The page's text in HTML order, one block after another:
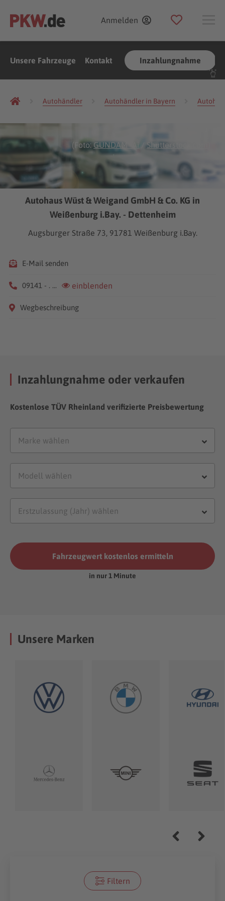
Anmelden
Unsere Fahrzeuge Kontakt Inzahlungnahme
Autohändler Autohändler in Bayern
(Foto:GUNDAM_Ai/Shutterstock.com
Autohaus Wüst & Weigand GmbH & Co. KG in
Weißenburg i.Bay. - Dettenheim
Augsburger Straße 73, 91781 Weißenburg i.Bay.
E-Mail senden
09141 - . ... einblenden
Wegbeschreibung
Inzahlungnahme oder verkaufen
Kostenlose TÜV Rheinland verifizierte Preisbewertung
Fahrzeugwert kostenlos ermitteln
in nur 1 Minute
Unsere Marken
Filtern